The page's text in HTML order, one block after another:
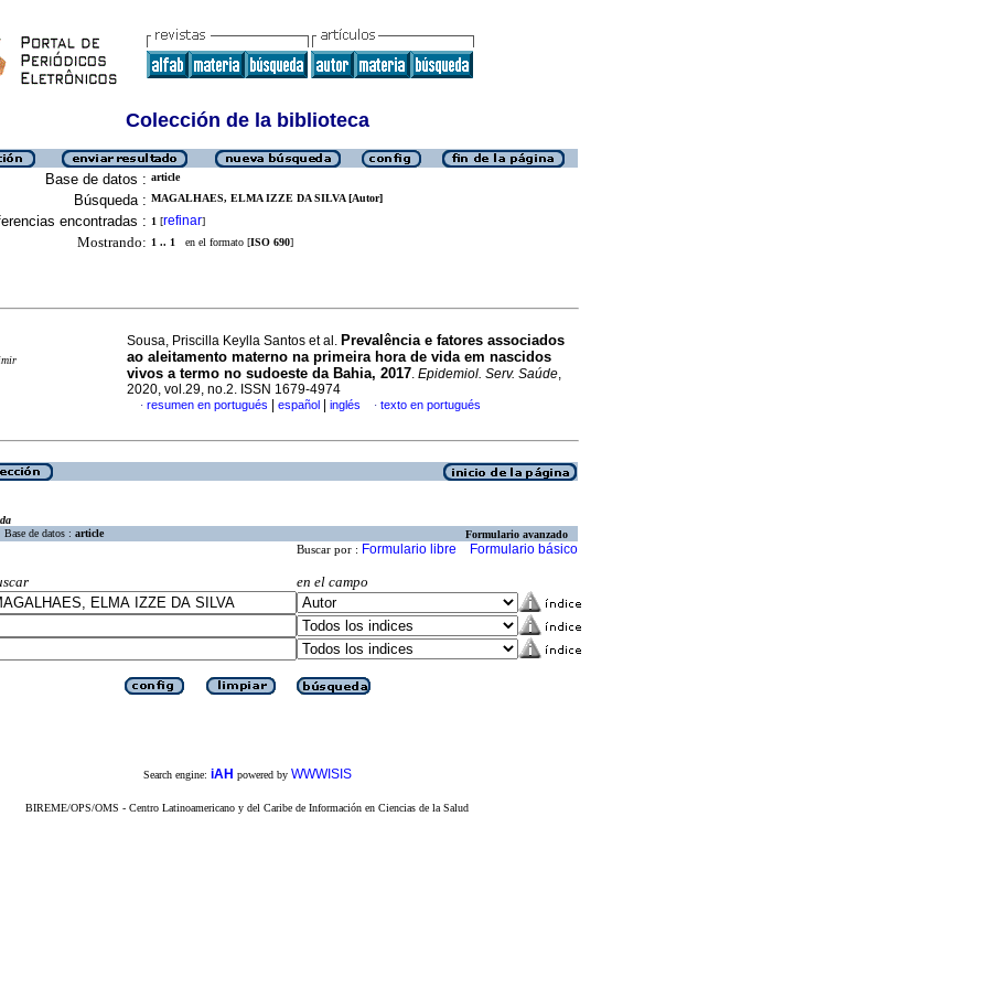
Colección de la biblioteca
Base de datos : article
Búsqueda : MAGALHAES, ELMA IZZE DA SILVA [Autor]
encontradas : 1 [refinar]
Mostrando: 1 .. 1 en el formato [ISO 690]
Sousa, Priscilla Keylla Santos et al. Prevalência e fatores associados
ao aleitamento materno na primeira hora de vida em nascidos
vivos a termo no sudoeste da Bahia, 2017. Epidemiol. Serv. Saúde,
2020, vol.29, no.2. ISSN 1679-4974
· resumen en portugués español inglés · texto en portugués
Base de datos : article Formulario avanzado
Buscar por : Formulario libre Formulario básico
en el campo
Search engine: iAH powered by WWWISIS
BIREME/OPS/OMS - Centro Latinoamericano y del Caribe de Información en Ciencias de la Salud